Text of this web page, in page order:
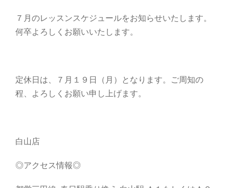
７月のレッスンスケジュールをお知らせいたします。
何卒よろしくお願いいたします。
定休日は、７月１９日（月）となります。ご周知の
程、よろしくお願い申し上げます。
白山店
◎アクセス情報◎